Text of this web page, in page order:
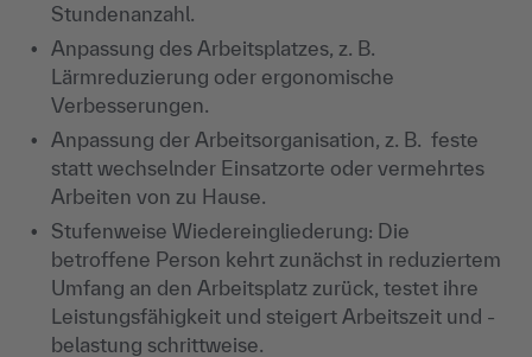
Stundenanzahl.
Anpassung des Arbeitsplatzes, z. B.
Lärmreduzierung oder ergonomische
Verbesserungen.
Anpassung der Arbeitsorganisation, z. B. feste
statt wechselnder Einsatzorte oder vermehrtes
Arbeiten von zu Hause.
Stufenweise Wiedereingliederung: Die
betroffene Person kehrt zunächst in reduziertem
Umfang an den Arbeitsplatz zurück, testet ihre
Leistungsfähigkeit und steigert Arbeitszeit und -
belastung schrittweise.